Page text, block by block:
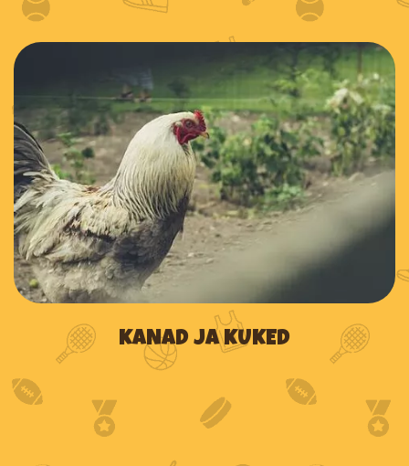
KANAD JA KUKED